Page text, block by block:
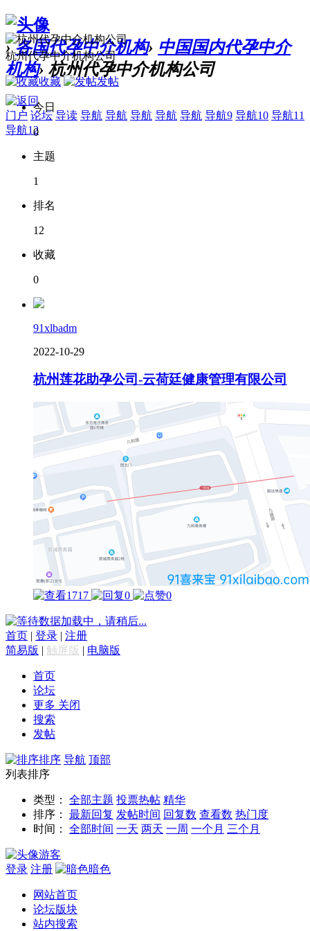
› 各国代孕中介机构› 中国国内代孕中介
机构› 杭州代孕中介机构公司
门户 论坛 导读 导航 导航 导航 导航 导航 导航9 导航10 导航11
导航12
杭州代孕中介机构公司
收藏 发帖
今日
0
主题
1
排名
12
收藏
0
91xlbadm
2022-10-29
杭州莲花助孕公司-云荷廷健康管理有限公司
1717 0 0
数据加载中，请稍后...
首页 | 登录 | 注册
简易版 | 触屏版 | 电脑版
首页
论坛
更多 关闭
搜索
发帖
排序 导航 顶部
列表排序
类型： 全部主题 投票热帖 精华
排序：
最新回复 发帖时间 回复数 查看数 热门度
时间：
全部时间 一天 两天 一周 一个月 三个月
游客
登录 注册 暗色
网站首页
论坛版块
站内搜索